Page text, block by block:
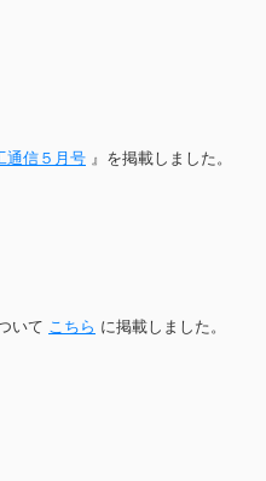
通信５月号 』を掲載しました。
いて こちら に掲載しました。